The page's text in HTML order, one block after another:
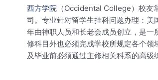
西方学院 （Occidental College）校友
司。专业针对留学生挂科问题办理：
年由神职人员和长老会成员创立，是一
修科目外也必须完成学校所规定各个
及毕业前必须通过主修相关科系的高级